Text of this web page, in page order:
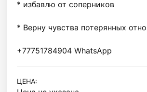
* ⁠избавлю от соперников
* ⁠Верну чувства потерянных
+77751784904 WhatsApp
ЦЕНА: